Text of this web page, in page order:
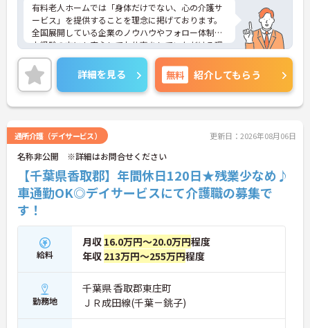
有料老人ホームでは「身体だけでない、心の介護サ
ービス」を提供することを理念に掲げております。
全国展開している企業のノウハウやフォロー体制は
未経験の方にも安心してお仕事をしていただける環
境です。
ご興味のある方は、さらに詳細をお話しますのでお
気軽にご相談ください。
詳細を見る 無料 紹介してもらう
通所介護（デイサービス） 更新日：2026年08月06日
名称非公開 ※詳細はお問合せください
【千葉県香取郡】年間休日120日★残業少なめ♪
車通勤OK◎デイサービスにて介護職の募集で
す！
給料
月収 16.0万円～20.0万円程度
年収 213万円～255万円程度
勤務地
千葉県 香取郡東庄町
ＪＲ成田線(千葉－銚子)